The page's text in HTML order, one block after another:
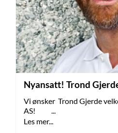
Nyansatt! Trond
Vi ønsker Trond Gjerde
AS! ...
Les mer...